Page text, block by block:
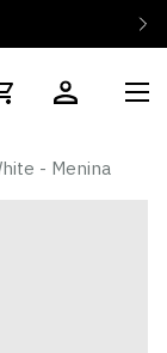
- Menina